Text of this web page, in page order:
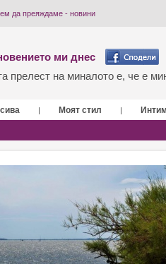
да преяждаме - новини
ми днес
прелест на миналото е, че е
| Моят стил |